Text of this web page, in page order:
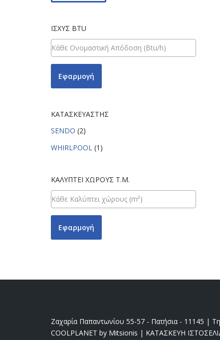
ΙΣΧΎΣ BTU
Εφαρμογή
ΚΑΤΑΣΚΕΥΑΣΤΉΣ
SENDO (2)
WHIRLPOOL (1)
ΚΑΛΎΠΤΕΙ ΧΏΡΟΥΣ Τ.Μ.
Εφαρμογή
Ζαχαρία Παπαντωνίου 55-57 - Πατήσια - 11145 |
COOLPLANET by Mitsionis | ΚΑΤΑΣΚΕΥΗ